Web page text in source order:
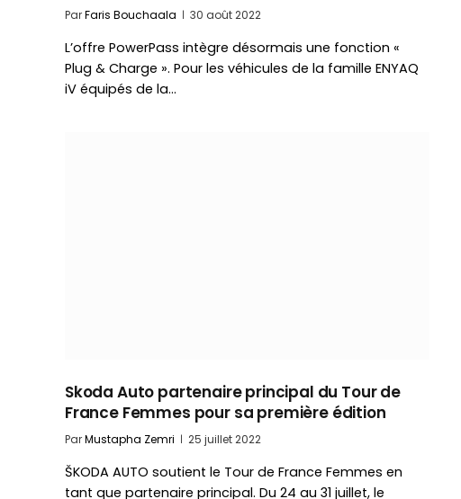
ParFaris Bouchaala 30 août 2022
L’offre PowerPass intègre désormais une fonction «
Plug & Charge ». Pour les véhicules de la famille ENYAQ
iV équipés de la…
Skoda Auto partenaire principal du Tour de
France Femmes pour sa première édition
ParMustapha Zemri 25 juillet 2022
ŠKODA AUTO soutient le Tour de France Femmes en
tant que partenaire principal. Du 24 au 31 juillet, le